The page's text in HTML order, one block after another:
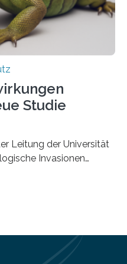
des
Studie
Leitung der Universität
Invasionen
der durch invasive
klingen mit
oft ab. Die